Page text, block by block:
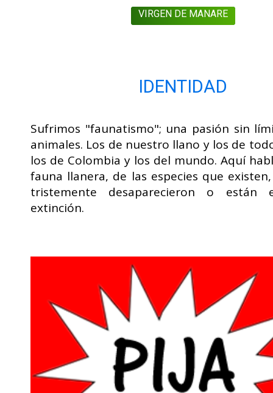
VIRGEN DE MANARE
IDENTIDAD
Sufrimos "faunatismo"; una pasión sin
animales. Los de nuestro llano y los de
los de Colombia y los del mundo. Aquí
fauna llanera, de las especies que
tristemente desaparecieron o
extinción.